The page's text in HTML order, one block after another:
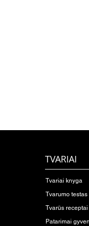
TVARIAI
Tvariai knyga
Tvarumo testas
Tvarūs receptai
Patarimai